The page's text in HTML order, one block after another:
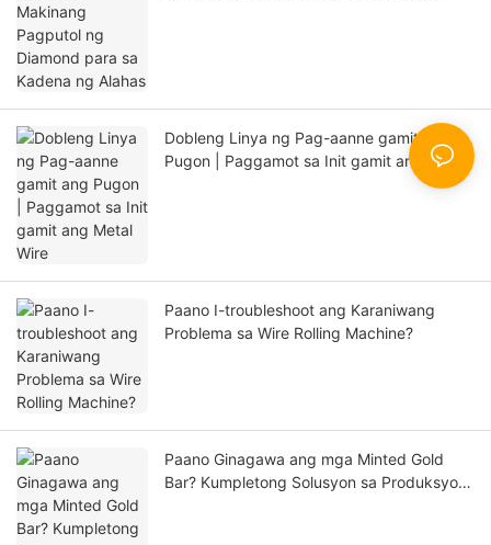
Dobleng Linya ng Pag-aanne gamit ang
Pugon | Paggamot sa Init gamit ang Metal
Paano I-troubleshoot ang Karaniwang
Problema sa Wire Rolling Machine?
Paano Ginagawa ang mga Minted Gold
Bar? Kumpletong Solusyon sa Produksyon